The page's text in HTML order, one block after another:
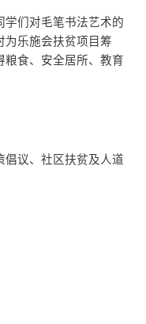
学们对毛笔书法艺术的
为乐施会扶贫项目筹
粮食、安全居所、教育
倡议、社区扶贫及人道